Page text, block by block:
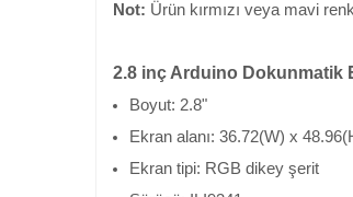
Not: Ürün kırmızı veya mavi
2.8 inç Arduino Dokunmatik
Boyut: 2.8"
Ekran alanı: 36.72(W) x
Ekran tipi: RGB dikey şerit